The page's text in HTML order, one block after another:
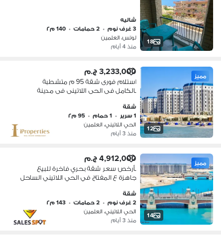
18
شاليه
3 غرف نوم
• 2 حمامات • 140 م٢
لوتس، العلمين
منذ 4 أيام
12
مميز 3,233,000 ج.م
استلام فورى شقة 95 م متشطبة
بالكامل فى الحى اللاتينى فى مدينة
بالتقسيط حتى 10 سنين
شقة
1 سرير
• 1 حمام • 95 م٢
الحي اللاتيني، العلمين
منذ 3 أيام
14
مميز 4,912,000 ج.م
بأرخص سعر شقة بحري فاخرة للبيع
جاهزة ع المفتاح في الحي اللاتيني الساحل
شقة
2 غرف نوم
• 2 حمامات • 143 م٢
الحي اللاتيني، العلمين
منذ 3 أيام